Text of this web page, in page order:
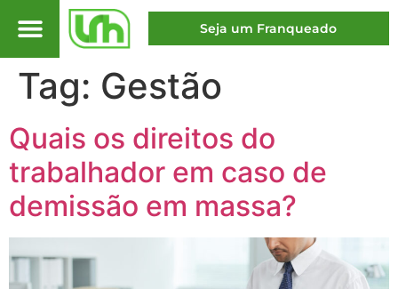
Seja um Franqueado
Tag: Gestão
Quais os direitos do
trabalhador em caso de
demissão em massa?